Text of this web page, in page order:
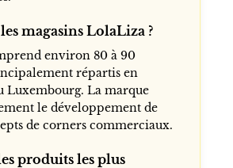
magasins LolaLiza ?
environ 80 à 90
répartis en
Luxembourg. La marque
le développement de
de corners commerciaux.
produits les plus